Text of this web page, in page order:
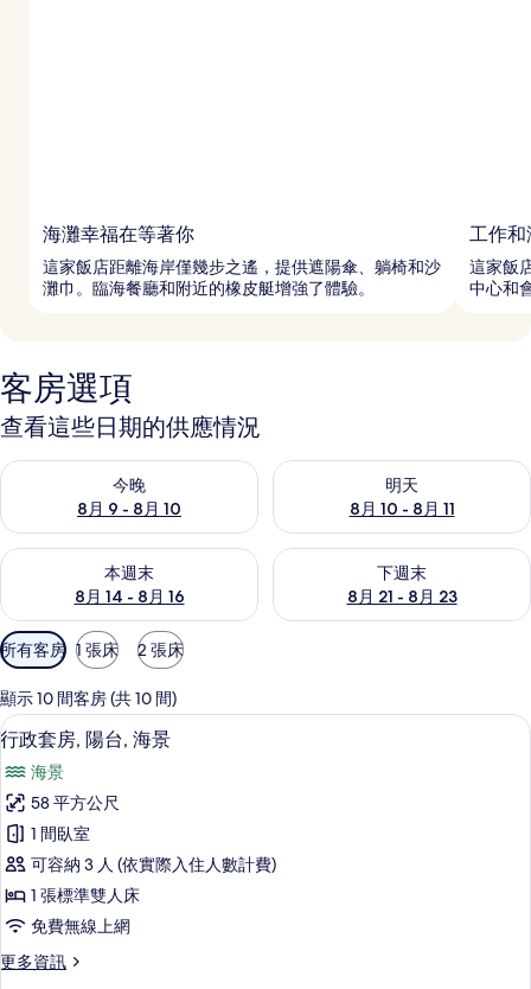
海灘幸福在等著你
這家飯店距離海岸僅幾步之遙，提供遮陽傘、躺椅和沙
灘巾。臨海餐廳和附近的橡皮艇增強了體驗。
工作
這家飯
中心和
客房選項
查看這些日期的供應情況
今晚
8月 9 - 8月 10
查看今晚 (8月 9 - 8月 10) 的供應情況
明天
8月 10 - 8月 11
查看明天 (8月 10 - 8月 11) 的
本週末
8月 14 - 8月 16
查看本週末 (8月 14 - 8月 16) 的供應情況
下週末
8月 21 - 8月 23
查看下週末 (8月 21 - 8月 23)
可
用
的
客
房
篩
選
條
件
所有客房 1 張床 2 張床
顯示 10 間客房 (共 10 間)
顯
示
行
政
套
房,
陽
台,
海
行政套房, 陽台, 海景 | 迷你吧、客房
6
行政套房, 陽台, 海景
海景
58 平方公尺
1 間臥室
可容納 3 人 (依實際入住人數計費)
1 張標準雙人床
免費無線上網
更多資訊
更